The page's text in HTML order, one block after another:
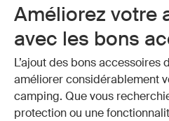
Améliorez votre
avec les bons
L’ajout des bons accessoires
améliorer considérablement
camping. Que vous
protection ou une